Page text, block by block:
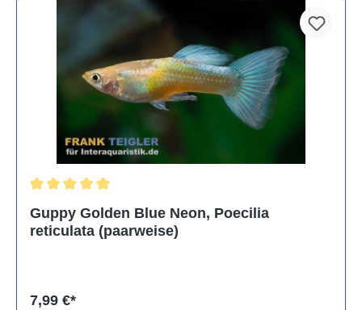
Guppy Golden Blue Neon, Poecilia
reticulata (paarweise)
7,99 €*